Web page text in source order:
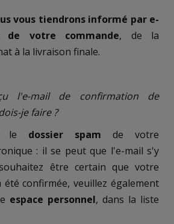
vous tiendrons informé par e-
votre commande, de la
à la livraison finale.
l'e-mail de confirmation de
je faire ?
le dossier spam de votre
: il se peut que l'e-mail s'y
être certain que votre
été confirmée, veuillez également
espace personnel, dans la liste